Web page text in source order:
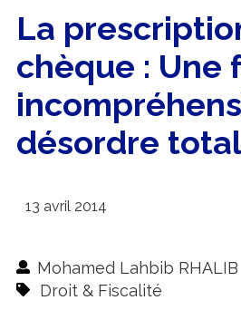
La
chèque : Une
désordre
13 avril 2014
Mohamed Lahbib RHALIB
Droit & Fiscalité